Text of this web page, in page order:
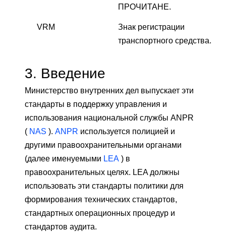
ПРОЧИТАНЕ.
VRM
Знак регистрации
транспортного средства.
3. Введение
Министерство внутренних дел выпускает эти
стандарты в поддержку управления и
использования национальной службы ANPR
( NAS ). ANPR используется полицией и
другими правоохранительными органами
(далее именуемыми LEA ) в
правоохранительных целях. LEA должны
использовать эти стандарты политики для
формирования технических стандартов,
стандартных операционных процедур и
стандартов аудита.